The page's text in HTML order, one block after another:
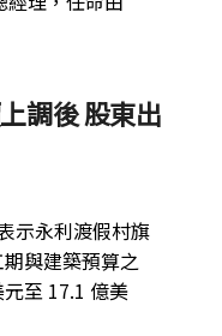
調後 股東出
示永利渡假村旗
與建築預算之
至 17.1 億美